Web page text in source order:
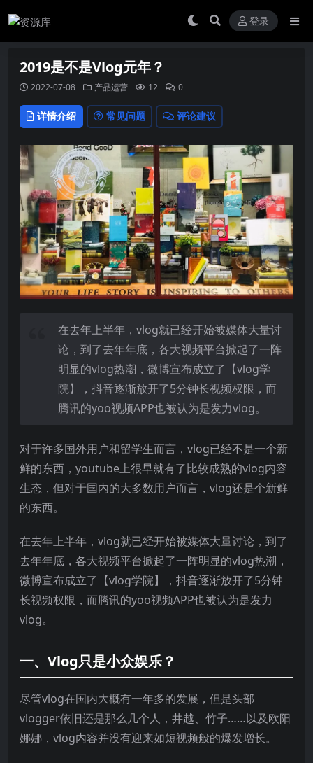
登录
2019是不是Vlog元年？
2022-07-08 产品运营 12 0
详情介绍 常见问题 评论建议
在去年上半年，vlog就已经开始被媒体大量讨
论，到了去年年底，各大视频平台掀起了一阵
明显的vlog热潮，微博宣布成立了【vlog学
院】，抖音逐渐放开了5分钟长视频权限，而
腾讯的yoo视频APP也被认为是发力vlog。
对于许多国外用户和留学生而言，vlog已经不是一个新
鲜的东西，youtube上很早就有了比较成熟的vlog内容
生态，但对于国内的大多数用户而言，vlog还是个新鲜
的东西。
在去年上半年，vlog就已经开始被媒体大量讨论，到了
去年年底，各大视频平台掀起了一阵明显的vlog热潮，
微博宣布成立了【vlog学院】，抖音逐渐放开了5分钟
长视频权限，而腾讯的yoo视频APP也被认为是发力
vlog。
一、Vlog只是小众娱乐？
尽管vlog在国内大概有一年多的发展，但是头部
vlogger依旧还是那么几个人，井越、竹子……以及欧阳
娜娜，vlog内容并没有迎来如短视频般的爆发增长。